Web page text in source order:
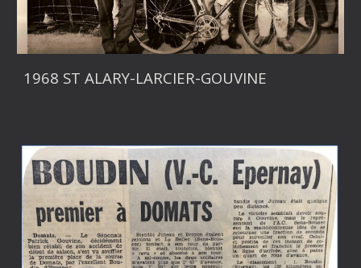
1968 ST ALARY-LARCIER-GOUVINE